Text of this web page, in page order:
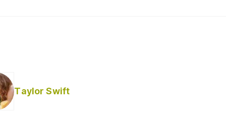
Taylor Swift